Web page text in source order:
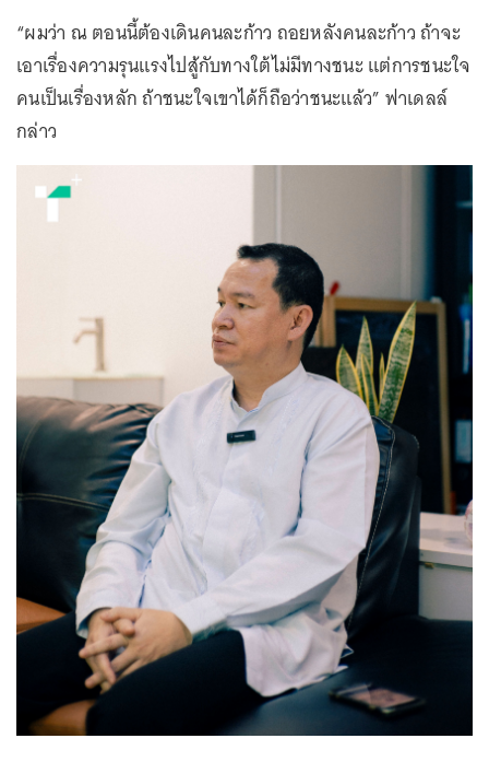
“ผมว่า ณ ตอนนี้ต้องเดินคนละก้าว ถอยหลังคนละก้าว ถ้าจะ
เอาเรื่องความรุนแรงไปสู้กับทางใต้ไม่มีทางชนะ แต่การชนะใจ
คนเป็นเรื่องหลัก ถ้าชนะใจเขาได้ก็ถือว่าชนะแล้ว” ฟาเดลล์
กล่าว